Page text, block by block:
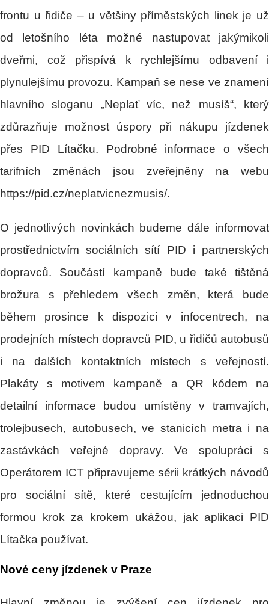
frontu u řidiče – u většiny příměstských linek je už
od letošního léta možné nastupovat jakýmikoli
dveřmi, což přispívá k rychlejšímu odbavení i
plynulejšímu provozu. Kampaň se nese ve znamení
hlavního sloganu „Neplať víc, než musíš“, který
zdůrazňuje možnost úspory při nákupu jízdenek
přes PID Lítačku. Podrobné informace o všech
tarifních změnách jsou zveřejněny na webu
https://pid.cz/neplatvicnezmusis/.
O jednotlivých novinkách budeme dále informovat
prostřednictvím sociálních sítí PID i partnerských
dopravců. Součástí kampaně bude také tištěná
brožura s přehledem všech změn, která bude
během prosince k dispozici v infocentrech, na
prodejních místech dopravců PID, u řidičů autobusů
i na dalších kontaktních místech s veřejností.
Plakáty s motivem kampaně a QR kódem na
detailní informace budou umístěny v tramvajích,
trolejbusech, autobusech, ve stanicích metra i na
zastávkách veřejné dopravy. Ve spolupráci s
Operátorem ICT připravujeme sérii krátkých návodů
pro sociální sítě, které cestujícím jednoduchou
formou krok za krokem ukážou, jak aplikaci PID
Lítačka používat.
Nové ceny jízdenek v Praze